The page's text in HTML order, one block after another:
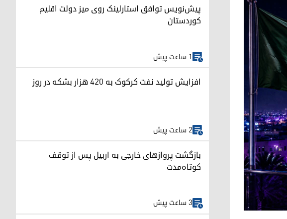
پیش‌نویس توافق استارلینک روی میز دولت اقلیم
کوردستان
1 ساعت پیش
افزایش تولید نفت کرکوک به ۴۲۰ هزار بشکه در روز
2 ساعت پیش
بازگشت پروازهای خارجی به اربیل پس از توقف
کوتاه‌مدت
3 ساعت پیش